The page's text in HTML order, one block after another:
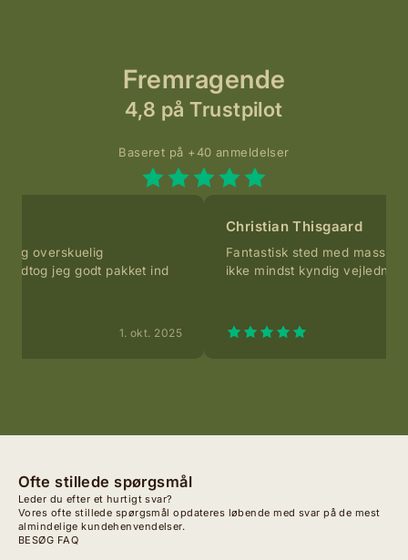
Fremragende
4,8 på Trustpilot
Baseret på +40 anmeldelser
og overskuelig
jeg godt pakket ind
1. okt. 2025
Christian Thisgaard
Fantastisk sted med masser
ikke mindst kyndig
Ofte stillede spørgsmål
Leder du efter et hurtigt svar?
Vores ofte stillede spørgsmål opdateres løbende med svar på de mest
almindelige kundehenvendelser.
BESØG FAQ